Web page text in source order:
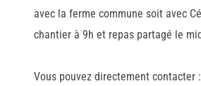
avec la ferme commune soit avec
chantier à 9h et repas partagé le
Vous pouvez directement contacter :